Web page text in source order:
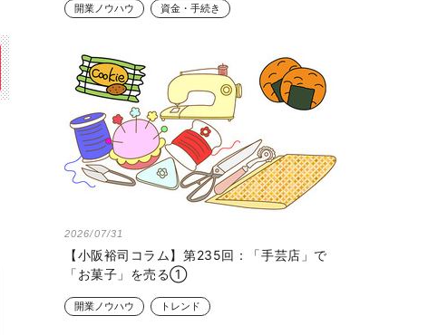
開業ノウハウ 資金・手続き
2026/07/31
【小阪裕司コラム】第235回：「手芸店」で
「お菓子」を売る①
開業ノウハウ トレンド